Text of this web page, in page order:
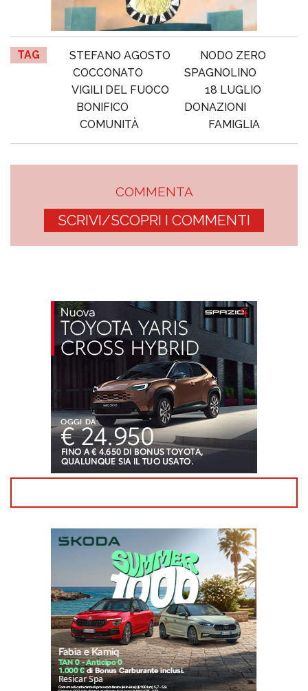
TAG STEFANO AGOSTO
NODO ZERO
COCCONATO
SPAGNOLINO
VIGILI DEL FUOCO
18 LUGLIO
BONIFICO
DONAZIONI
COMUNITÀ
FAMIGLIA
COMMENTA
SCRIVI/SCOPRI I COMMENTI